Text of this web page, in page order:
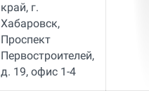
край, г.
Хабаровск,
Проспект
Первостроителей,
д. 19, офис 1-4